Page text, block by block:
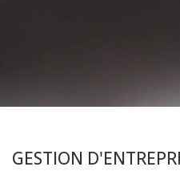
GESTION